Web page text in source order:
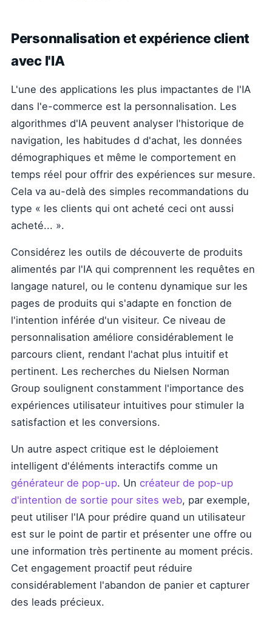
Personnalisation et expérience client
avec l'IA
L'une des applications les plus impactantes de l'IA
dans l'e-commerce est la personnalisation. Les
algorithmes d'IA peuvent analyser l'historique de
navigation, les habitudes d d'achat, les données
démographiques et même le comportement en
temps réel pour offrir des expériences sur mesure.
Cela va au-delà des simples recommandations du
type « les clients qui ont acheté ceci ont aussi
acheté... ».
Considérez les outils de découverte de produits
alimentés par l'IA qui comprennent les requêtes en
langage naturel, ou le contenu dynamique sur les
pages de produits qui s'adapte en fonction de
l'intention inférée d'un visiteur. Ce niveau de
personnalisation améliore considérablement le
parcours client, rendant l'achat plus intuitif et
pertinent. Les recherches du Nielsen Norman
Group soulignent constamment l'importance des
expériences utilisateur intuitives pour stimuler la
satisfaction et les conversions.
Un autre aspect critique est le déploiement
intelligent d'éléments interactifs comme un
générateur de pop-up. Un créateur de pop-up
d'intention de sortie pour sites web, par exemple,
peut utiliser l'IA pour prédire quand un utilisateur
est sur le point de partir et présenter une offre ou
une information très pertinente au moment précis.
Cet engagement proactif peut réduire
considérablement l'abandon de panier et capturer
des leads précieux.